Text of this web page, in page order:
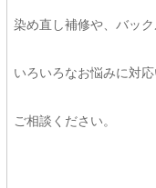
染め直し補修や、バック
いろいろなお悩みに対応
ご相談ください。